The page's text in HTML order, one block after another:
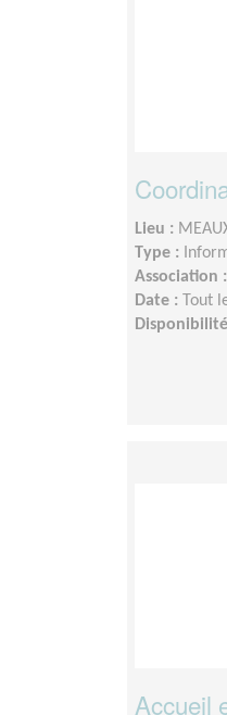
Lieu :
Type :
Association :
Date : Tout
Accueil